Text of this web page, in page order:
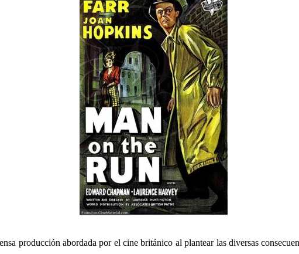
producción abordada por el cine británico al plantear las diversas